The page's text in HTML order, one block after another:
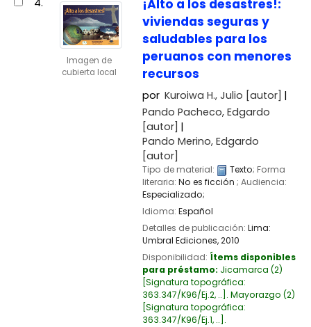
Imagen de
cubierta local
¡Alto a los desastres!:
viviendas seguras y
saludables para los
peruanos con menores
recursos
por Kuroiwa H., Julio [autor]
Pando Pacheco, Edgardo
[autor]
Pando Merino, Edgardo
[autor]
Tipo de material: Texto; Forma
literaria: No es ficción ; Audiencia:
Especializado;
Idioma: Español
Detalles de publicación: Lima:
Umbral Ediciones,2010
Disponibilidad: Ítems disponibles
para préstamo: Jicamarca (2)
Signatura topográfica:
363.347/K96/Ej.2, .. . Mayorazgo (2)
Signatura topográfica:
363.347/K96/Ej.1, .. .